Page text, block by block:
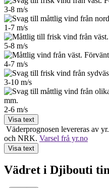
3-8 m/s
1-7 m/s
5-8 m/s
4-7 m/s
3-10 m/s
2-6 m/s
Visa text
Väderprognosen levereras av
och NRK. Varsel frå yr.no
Visa text
Vädret i Djibouti